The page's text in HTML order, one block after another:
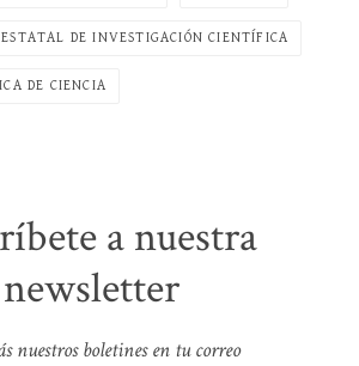
DE INVESTIGACIÓN CIENTÍFICA
DE CIENCIA
a nuestra
newsletter
nuestros boletines en tu correo